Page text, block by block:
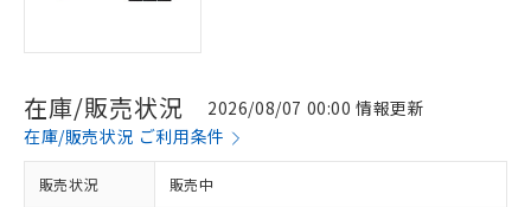
在庫/販売状況
2026/08/07 00:00 情報更新
在庫/販売状況 ご利用条件
販売状況 販売中